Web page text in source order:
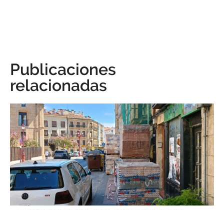
Publicaciones
relacionadas